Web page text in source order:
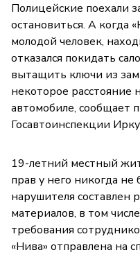
Полицейские поехали
остановиться. А когда
молодой человек,
отказался покидать
вытащить ключи из
некоторое расстояние
автомобиле, сообщает
Госавтоинспекции
19-летний местный
прав у него никогда
нарушителя составлен
материалов, в том
требования
«Нива» отправлена на